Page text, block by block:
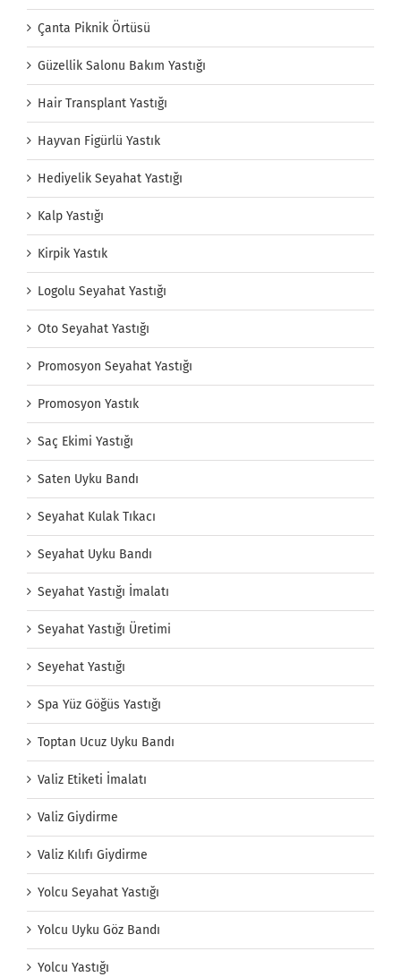
Çanta Piknik Örtüsü
Güzellik Salonu Bakım Yastığı
Hair Transplant Yastığı
Hayvan Figürlü Yastık
Hediyelik Seyahat Yastığı
Kalp Yastığı
Kirpik Yastık
Logolu Seyahat Yastığı
Oto Seyahat Yastığı
Promosyon Seyahat Yastığı
Promosyon Yastık
Saç Ekimi Yastığı
Saten Uyku Bandı
Seyahat Kulak Tıkacı
Seyahat Uyku Bandı
Seyahat Yastığı İmalatı
Seyahat Yastığı Üretimi
Seyehat Yastığı
Spa Yüz Göğüs Yastığı
Toptan Ucuz Uyku Bandı
Valiz Etiketi İmalatı
Valiz Giydirme
Valiz Kılıfı Giydirme
Yolcu Seyahat Yastığı
Yolcu Uyku Göz Bandı
Yolcu Yastığı